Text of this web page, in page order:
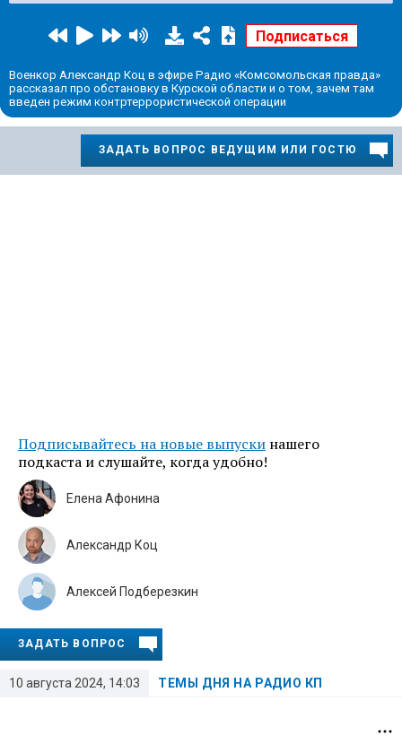
Военкор Александр Коц в эфире Радио «Комсомольская правда»
рассказал про обстановку в Курской области и о том, зачем там
введен режим контртеррористической операции
ЗАДАТЬ ВОПРОС ВЕДУЩИМ ИЛИ ГОСТЮ
Подписывайтесь на новые выпуски нашего
подкаста и слушайте, когда удобно!
10 августа 2024, 14:03 ТЕМЫ ДНЯ НА РАДИО КП
Елена Афонина
Александр Коц
Алексей Подберезкин
ЗАДАТЬ ВОПРОС